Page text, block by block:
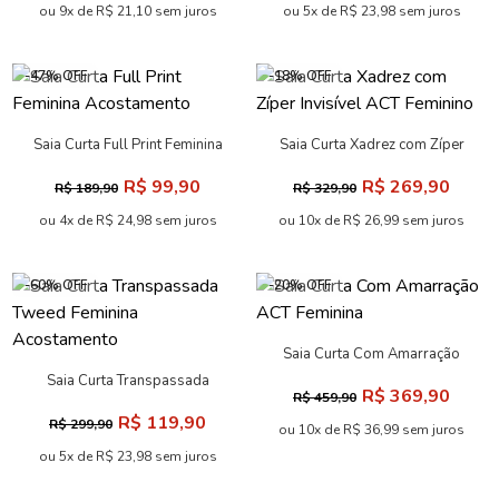
ou 9x de R$ 21,10 sem juros ou 5x de R$ 23,98 sem juros
-47% OFF
Saia Curta Full Print Feminina
R$ 189,90 R$ 99,90
ou 4x de R$ 24,98 sem juros
-18% OFF
Saia Curta Xadrez com Zíper
R$ 329,90 R$ 269,90
ou 10x de R$ 26,99 sem juros
-60% OFF
Saia Curta Transpassada
R$ 299,90 R$ 119,90
ou 5x de R$ 23,98 sem juros
-20% OFF
Saia Curta Com Amarração
R$ 459,90 R$ 369,90
ou 10x de R$ 36,99 sem juros